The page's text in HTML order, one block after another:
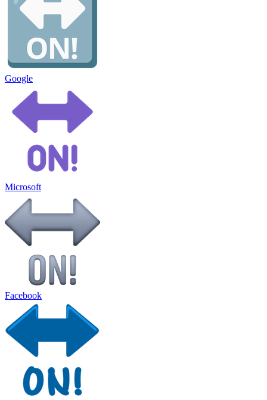
Google
Microsoft
Facebook